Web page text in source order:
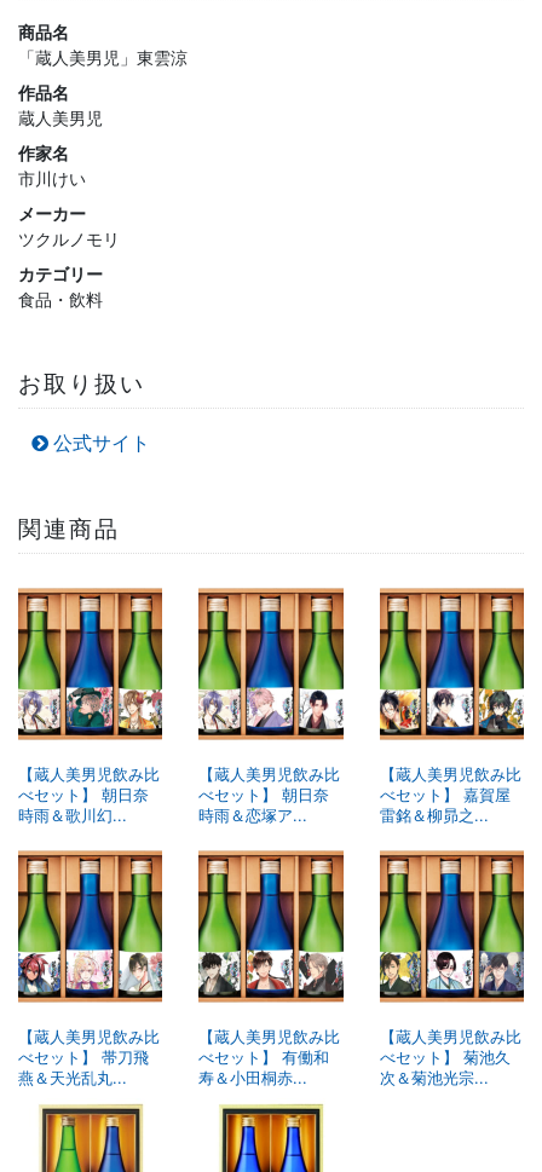
商品名
「蔵人美男児」東雲涼
作品名
蔵人美男児
作家名
市川けい
メーカー
ツクルノモリ
カテゴリー
食品・飲料
お取り扱い
公式サイト
関連商品
【蔵人美男児飲み比
べセット】 朝日奈
時雨＆歌川幻...
【蔵人美男児飲み比
べセット】 朝日奈
時雨＆恋塚ア...
【蔵人美男児飲み比
べセット】 嘉賀屋
雷銘＆柳昴之...
【蔵人美男児飲み比
べセット】 帯刀飛
燕＆天光乱丸...
【蔵人美男児飲み比
べセット】 有働和
寿＆小田桐赤...
【蔵人美男児飲み比
べセット】 菊池久
次＆菊池光宗...